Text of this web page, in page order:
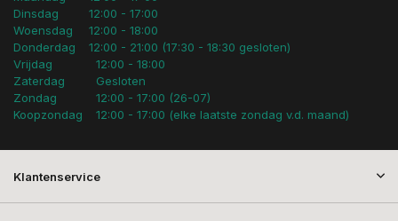
Dinsdag
Woensdag
Donderdag
12:00 - 17:00
12:00 - 18:00
12:00 - 21:00 (17:30 - 18:30 gesloten)
Vrijdag
Zaterdag
Zondag
Koopzondag
12:00 - 18:00
Gesloten
12:00 - 17:00 (26-07)
12:00 - 17:00 (elke laatste zondag v.d. maand)
Klantenservice